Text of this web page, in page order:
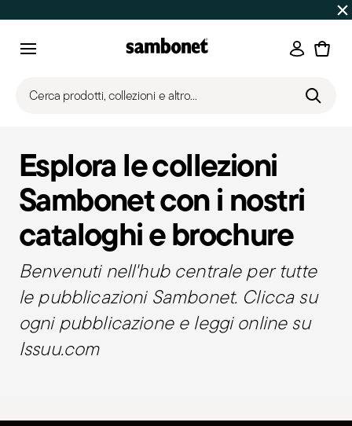
Fino al -50% | Ordini dal 7 al 16 agosto:
Accedi
Cerca prodotti, collezioni e altro...
Esplora le collezioni
Sambonet con i nostri
cataloghi e brochure
Benvenuti nell'hub centrale per tutte
le pubblicazioni Sambonet. Clicca su
ogni pubblicazione e leggi online su
Issuu.com